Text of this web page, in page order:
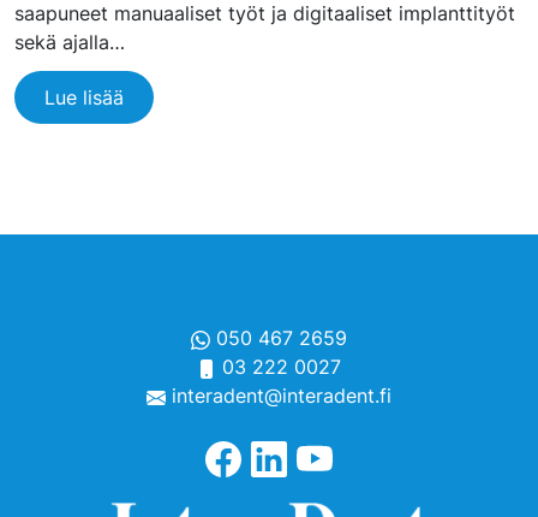
saapuneet manuaaliset työt ja digitaaliset implanttityöt
sekä ajalla…
Lue lisää
050 467 2659
03 222 0027
interadent@interadent.fi